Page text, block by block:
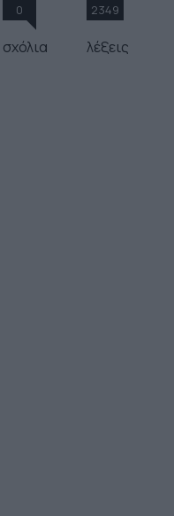
0
σχόλια
2349
λέξεις